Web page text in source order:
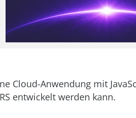
Cloud-Anwendung mit
entwickelt werden kann.